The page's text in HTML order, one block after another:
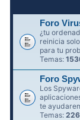
Foro
¿tu
reinicia
para tu
Temas:
Foro
Los
te
Temas: